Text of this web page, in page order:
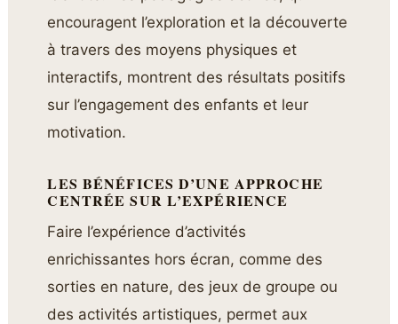
encouragent l’exploration et la découverte
à travers des moyens physiques et
interactifs, montrent des résultats positifs
sur l’engagement des enfants et leur
motivation.
LES BÉNÉFICES D’UNE APPROCHE
CENTRÉE SUR L’EXPÉRIENCE
Faire l’expérience d’activités
enrichissantes hors écran, comme des
sorties en nature, des jeux de groupe ou
des activités artistiques, permet aux